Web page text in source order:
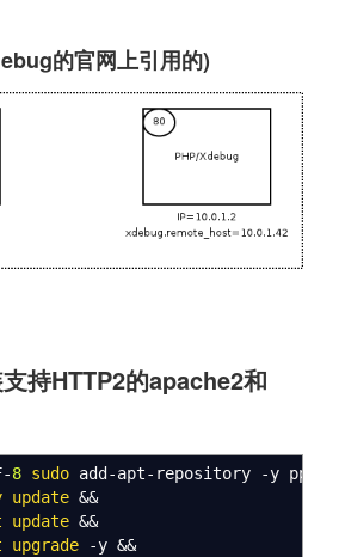
的官网上引用的)
持HTTP2的apache2和
8 sudo add-apt-repository -y
update &&
update &&
upgrade -y &&